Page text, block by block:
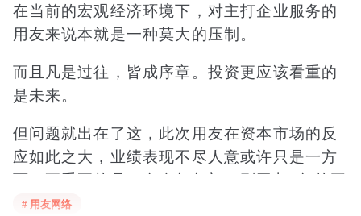
在当前的宏观经济环境下，对主打企业服务的
用友来说本就是一种莫大的压制。
而且凡是过往，皆成序章。投资更应该看重的
是未来。
但问题就出在了这，此次用友在资本市场的反
应如此之大，业绩表现不尽人意或许只是一方
文京突然选择了辞任CEO一职，并把“控球
# 用友网络